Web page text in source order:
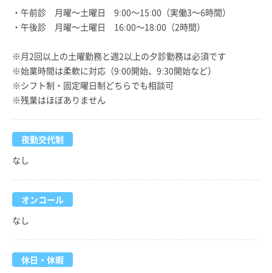
・午前診 月曜～土曜日 9:00～15:00（実働3～6時間）
・午後診 月曜～土曜日 16:00～18:00（2時間）
※月2回以上の土曜勤務と週2以上の夕診勤務は必須です
※始業時間は柔軟に対応（9:00開始、9:30開始など）
※シフト制・固定曜日制どちらでも相談可
※残業はほぼありません
夜勤交代制
なし
オンコール
なし
休日・休暇